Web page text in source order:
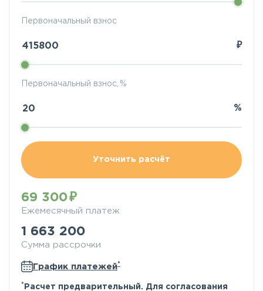
Первоначальный взнос
₽
Первоначальный взнос, %
%
Уточнить расчёт
69 300
Ежемесячный платеж
1 663 200
Сумма рассрочки
График платежей*
* Расчет предварительный. Для согласования